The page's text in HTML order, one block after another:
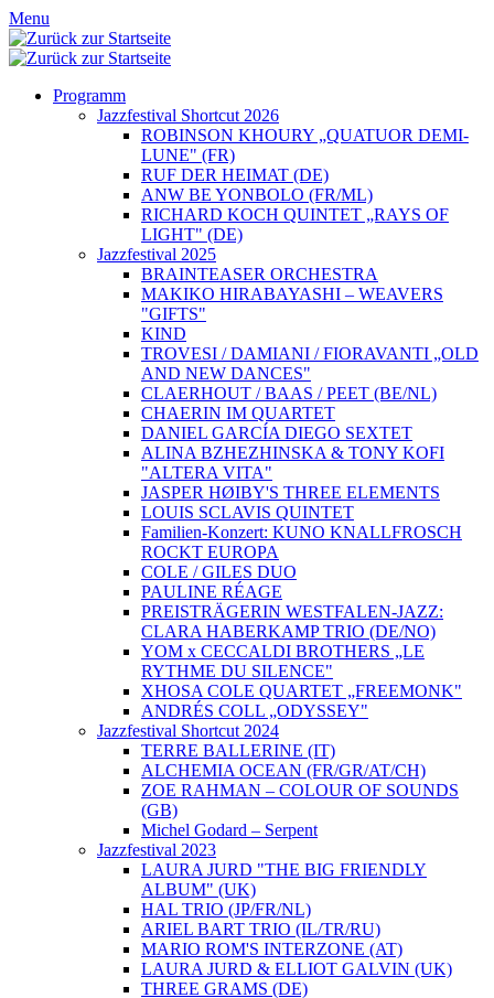
Menu
Programm
Jazzfestival Shortcut 2026
ROBINSON KHOURY „QUATUOR DEMI-
LUNE" (FR)
RUF DER HEIMAT (DE)
ANW BE YONBOLO (FR/ML)
RICHARD KOCH QUINTET „RAYS OF
LIGHT" (DE)
Jazzfestival 2025
BRAINTEASER ORCHESTRA
MAKIKO HIRABAYASHI – WEAVERS
"GIFTS"
KIND
TROVESI / DAMIANI / FIORAVANTI „OLD
AND NEW DANCES"
CLAERHOUT / BAAS / PEET (BE/NL)
CHAERIN IM QUARTET
DANIEL GARCÍA DIEGO SEXTET
ALINA BZHEZHINSKA & TONY KOFI
"ALTERA VITA"
JASPER HØIBY'S THREE ELEMENTS
LOUIS SCLAVIS QUINTET
Familien-Konzert: KUNO KNALLFROSCH
ROCKT EUROPA
COLE / GILES DUO
PAULINE RÉAGE
PREISTRÄGERIN WESTFALEN-JAZZ:
CLARA HABERKAMP TRIO (DE/NO)
YOM x CECCALDI BROTHERS „LE
RYTHME DU SILENCE"
XHOSA COLE QUARTET „FREEMONK"
ANDRÉS COLL „ODYSSEY"
Jazzfestival Shortcut 2024
TERRE BALLERINE (IT)
ALCHEMIA OCEAN (FR/GR/AT/CH)
ZOE RAHMAN – COLOUR OF SOUNDS
(GB)
Michel Godard – Serpent
Jazzfestival 2023
LAURA JURD "THE BIG FRIENDLY
ALBUM" (UK)
HAL TRIO (JP/FR/NL)
ARIEL BART TRIO (IL/TR/RU)
MARIO ROM'S INTERZONE (AT)
LAURA JURD & ELLIOT GALVIN (UK)
THREE GRAMS (DE)